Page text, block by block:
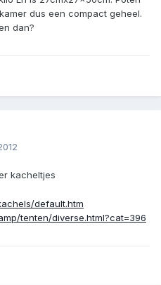
dus een compact geheel.
dan?
kacheltjes
default.htm
tenten/diverse.html?cat=396